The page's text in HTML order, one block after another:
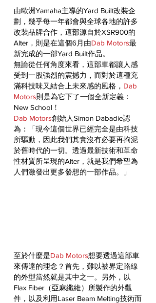
由歐洲Yamaha主導的Yard Built改裝企
劃，幾乎每一年都會與全球各地的許多
改裝品牌合作，這部源自於XSR900的
Alter，則是在這個6月由Dab Motors最
新完成的一部Yard Built作品。
無論從任何角度來看，這部車都讓人感
受到一股強烈的震撼力，而對於這種充
滿科技味又結合上未來感的風格， Dab
Motors則是為它下了一個全新定義：
New School！
Dab Motors創始人Simon Dabadie認
為：「現今這個世界已經完全是由科技
所驅動，因此我們其實沒有必要再拘泥
於舊時代的一切。透過最新技術和革命
性材質所呈現的Alter，就是我們希望為
人們激發出更多發想的一部作品。」
至於什麼是Dab Motors想要透過這部車
來傳達的理念？首先，難以被界定路線
的外型當然就是其中之一。另外，以
Flax Fiber（亞麻纖維）所製作的外觀
件，以及利用Laser Beam Melting技術而